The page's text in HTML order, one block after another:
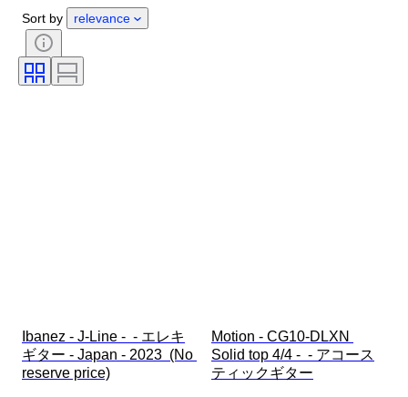
付属品
時代
テスト済み動作品
Sort by relevance
Ibanez - J-Line -  - エレキ
ギター - Japan - 2023  (No
reserve price)
Motion - CG10-DLXN
Solid top 4/4 -  - アコース
ティックギター